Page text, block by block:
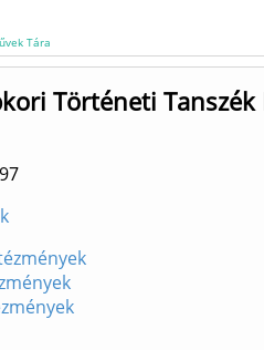
Tára
Történeti Tanszék